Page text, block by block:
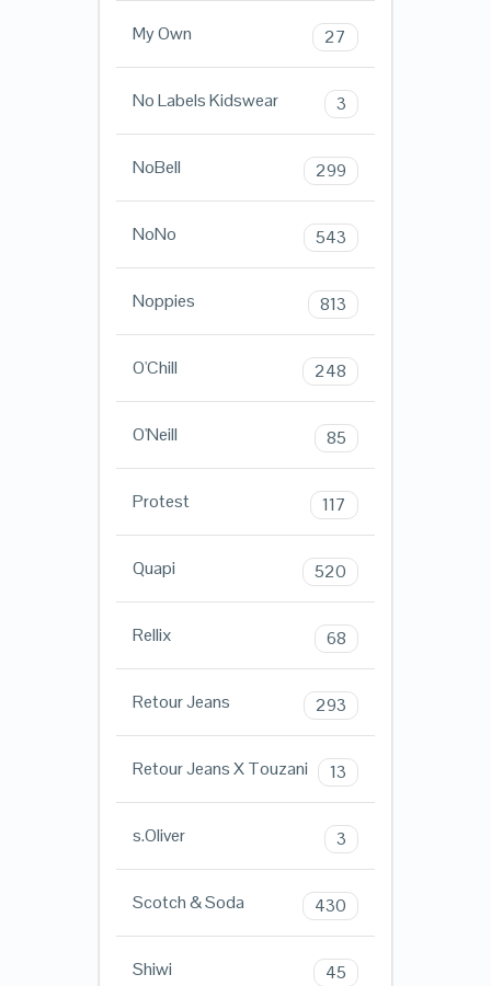
My Own 27
No Labels Kidswear 3
NoBell 299
NoNo 543
Noppies 813
O'Chill 248
O'Neill 85
Protest 117
Quapi 520
Rellix 68
Retour Jeans 293
Retour Jeans X Touzani 13
s.Oliver 3
Scotch & Soda 430
Shiwi 45